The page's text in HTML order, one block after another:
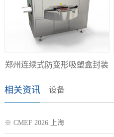
郑州连续式防变形吸塑盒封装
设备
相关资讯
※ CMEF 2026 上海